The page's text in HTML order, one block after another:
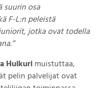
suurin osa
F-L:n peleistä
jotka ovat todella
Huikurimuistuttaa,
pelin palvelijat ovat